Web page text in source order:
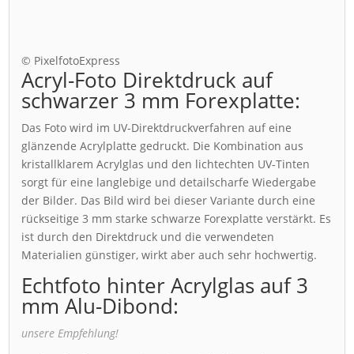
© PixelfotoExpress
Acryl-Foto Direktdruck auf
schwarzer 3 mm Forexplatte:
Das Foto wird im UV-Direktdruckverfahren auf eine
glänzende Acrylplatte gedruckt. Die Kombination aus
kristallklarem Acrylglas und den lichtechten UV-Tinten
sorgt für eine langlebige und detailscharfe Wiedergabe
der Bilder. Das Bild wird bei dieser Variante durch eine
rückseitige 3 mm starke schwarze Forexplatte verstärkt. Es
ist durch den Direktdruck und die verwendeten
Materialien günstiger, wirkt aber auch sehr hochwertig.
Echtfoto hinter Acrylglas auf 3
mm Alu-Dibond:
unsere Empfehlung!